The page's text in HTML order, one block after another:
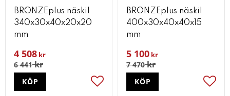
BRONZEplus näskil
340x30x40x20x20
mm
4 508 kr
6 441kr
Lägg till i favoriter
KÖP
BRONZEplus näskil
400x30x40x40x15
mm
5 100 kr
7 470kr
KÖP